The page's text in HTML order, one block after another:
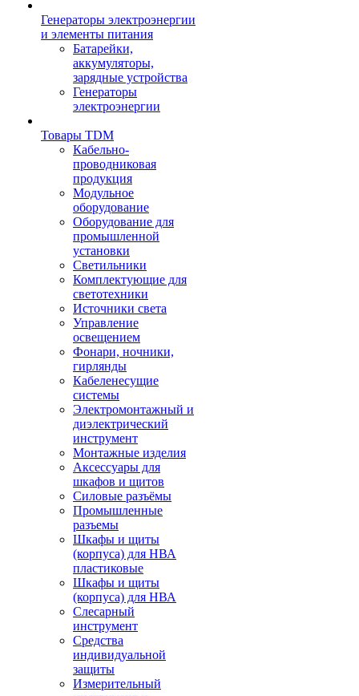
Генераторы электроэнергии
и элементы питания
Батарейки,
аккумуляторы,
зарядные устройства
Генераторы
электроэнергии
Товары TDM
Кабельно-
проводниковая
продукция
Модульное
оборудование
Оборудование для
промышленной
установки
Светильники
Комплектующие для
светотехники
Источники света
Управление
освещением
Фонари, ночники,
гирлянды
Кабеленесущие
системы
Электромонтажный и
диэлектрический
инструмент
Монтажные изделия
Аксессуары для
шкафов и щитов
Силовые разъёмы
Промышленные
разъемы
Шкафы и щиты
(корпуса) для НВА
пластиковые
Шкафы и щиты
(корпуса) для НВА
Слесарный
инструмент
Средства
индивидуальной
защиты
Измерительный